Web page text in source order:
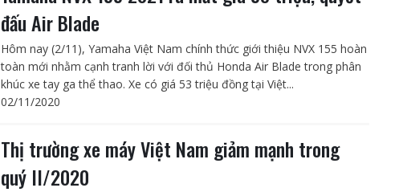
đấu Air Blade
Hôm nay (2/11), Yamaha Việt Nam chính thức giới thiệu NVX 155 hoàn
toàn mới nhằm cạnh tranh lời với đối thủ Honda Air Blade trong phân
khúc xe tay ga thể thao. Xe có giá 53 triệu đồng tại Việt...
02/11/2020
Thị trường xe máy Việt Nam giảm mạnh trong
quý II/2020